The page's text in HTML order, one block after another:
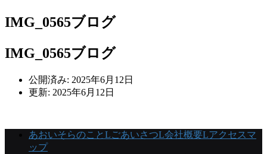
IMG_0565ブログ
IMG_0565ブログ
公開済み: 2025年6月12日
更新: 2025年6月12日
あおいそらのことLごあいさつL会社概要Lアクセスマ
ップ